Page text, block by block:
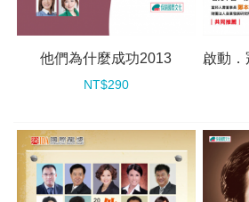
他們為什麼成功2013
NT$290